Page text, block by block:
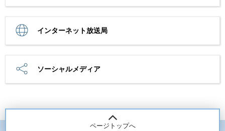
インターネット放送局
ソーシャルメディア
ページトップへ